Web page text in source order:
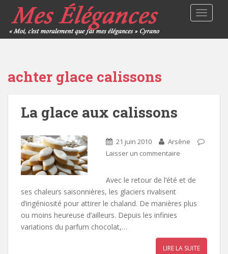
achter glace calissons
La glace aux calissons
21 juin 2010
Arsène
Laisser un commentaire
Avec le retour de l’été et de
ses chaleurs saisonnières, les glaciers rivalisent
d’ingéniosité pour attirer le chaland. De manières plus
ou moins heureuse d’ailleurs. Depuis les infinies
variations du parfum chocolat,…
LIRE LA SUITE